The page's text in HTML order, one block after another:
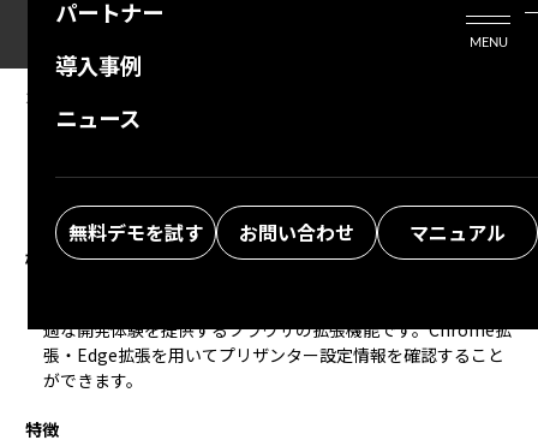
パートナー
導入事例
ニュース
無料デモを試す お問い合わせ マニュアル
MENU
2026/05/13
Pleasanter Site Visualizer：機能概要
概要
適な開発体験を提供するブラウザの拡張機能です。Chrome拡
張・Edge拡張を用いてプリザンター設定情報を確認すること
ができます。
特徴